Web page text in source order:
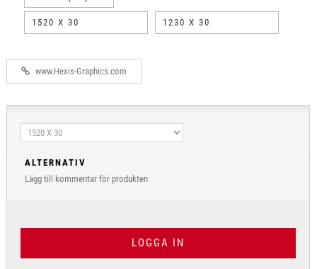
1520 X 30 1230 X 30
www.Hexis-Graphics.com
ALTERNATIV
Lägg till kommentar för produkten
LOGGA IN